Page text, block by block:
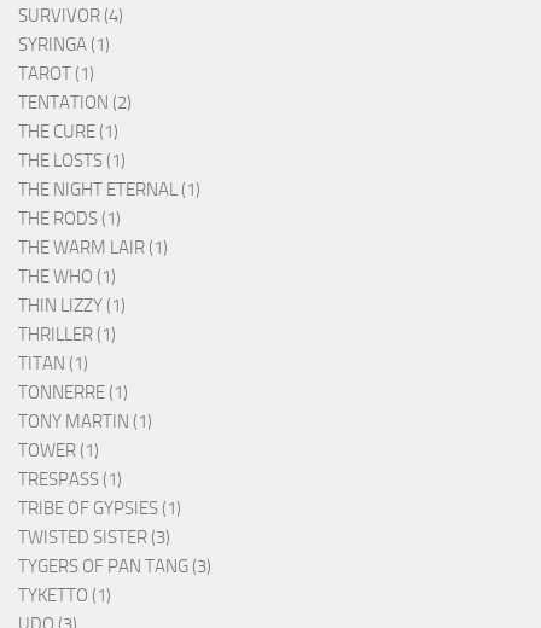
SURVIVOR (4)
SYRINGA (1)
TAROT (1)
TENTATION (2)
THE CURE (1)
THE LOSTS (1)
THE NIGHT ETERNAL (1)
THE RODS (1)
THE WARM LAIR (1)
THE WHO (1)
THIN LIZZY (1)
THRILLER (1)
TITAN (1)
TONNERRE (1)
TONY MARTIN (1)
TOWER (1)
TRESPASS (1)
TRIBE OF GYPSIES (1)
TWISTED SISTER (3)
TYGERS OF PAN TANG (3)
TYKETTO (1)